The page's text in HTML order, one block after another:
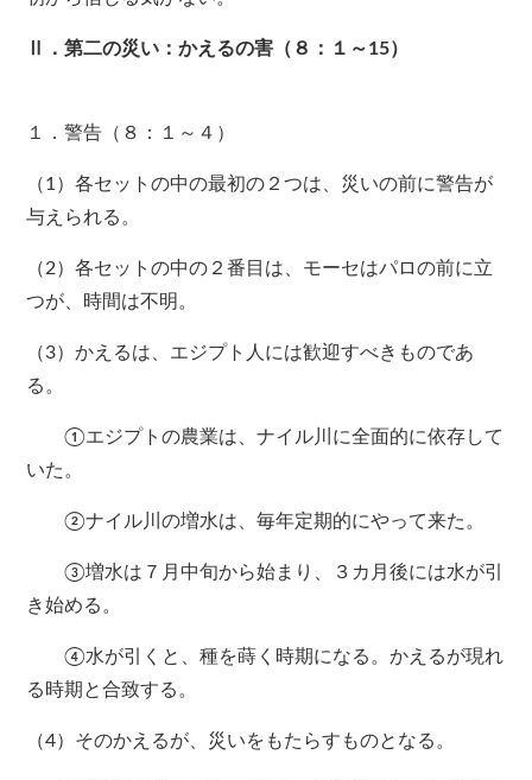
Ⅱ．第二の災い：かえるの害（８：１～15）
１．警告（８：１～４）
（1）各セットの中の最初の２つは、災いの前に警告が
与えられる。
（2）各セットの中の２番目は、モーセはパロの前に立
つが、時間は不明。
（3）かえるは、エジプト人には歓迎すべきものであ
る。
①エジプトの農業は、ナイル川に全面的に依存して
いた。
②ナイル川の増水は、毎年定期的にやって来た。
③増水は７月中旬から始まり、３カ月後には水が引
き始める。
④水が引くと、種を蒔く時期になる。かえるが現れ
る時期と合致する。
（4）そのかえるが、災いをもたらすものとなる。